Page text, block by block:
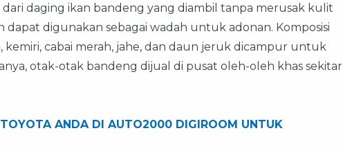
daging ikan bandeng yang diambil tanpa merusak kulit
digunakan sebagai wadah untuk adonan. Komposisi
cabai merah, jahe, dan daun jeruk dicampur untuk
otak-otak bandeng dijual di pusat oleh-oleh khas sekitar
ANDA DI AUTO2000 DIGIROOM UNTUK